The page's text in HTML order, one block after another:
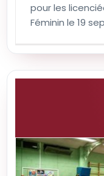
pour les
Féminin le 19